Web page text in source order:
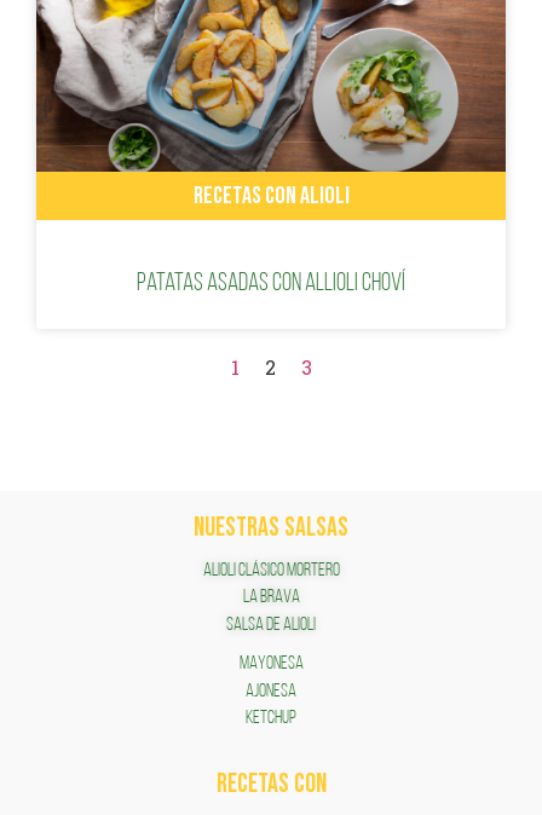
RECETAS CON ALIOLI
Patatas asadas con Allioli Choví
1 2 3
NUESTRAS SALSAS
ALIOLI CLÁSICO MORTERO
LA BRAVA
SALSA DE ALIOLI
MAYONESA
AJONESA
KETCHUP
RECETAS COn